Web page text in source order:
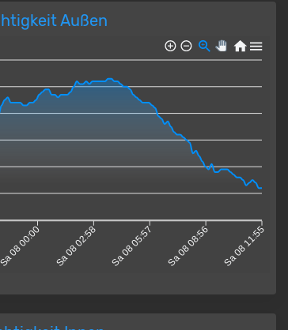
Außen
Sa 08 00:00 Sa 08 02:58 Sa 08 05:57 Sa 08 08:56 Sa 08 11:55